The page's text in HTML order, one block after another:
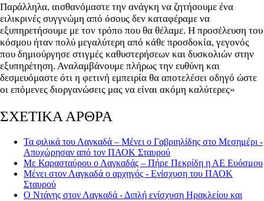
Παράλληλα, αισθανόμαστε την ανάγκη να ζητήσουμε ένα
ειλικρινές συγγνώμη από όσους δεν καταφέραμε να
εξυπηρετήσουμε με τον τρόπο που θα θέλαμε. Η προσέλευση του
κόσμου ήταν πολύ μεγαλύτερη από κάθε προσδοκία, γεγονός
που δημιούργησε στιγμές καθυστερήσεων και δυσκολιών στην
εξυπηρέτηση. Αναλαμβάνουμε πλήρως την ευθύνη και
δεσμευόμαστε ότι η φετινή εμπειρία θα αποτελέσει οδηγό ώστε
οι επόμενες διοργανώσεις μας να είναι ακόμη καλύτερες»
ΣΧΕΤΙΚΑ ΑΡΘΡΑ
Τα φιλικά του Λαγκαδά – Μένει ο Γαβριηλίδης στο Μεσημέρι -
Αποχώρησαν από τον ΠΑΟΚ Σταυρού
Με Καρασταύρου ο Λαγκαδάς – Πήρε Πεκρίδη η ΑΕ Ευόσμου
Μένει στον Λαγκαδά ο αρχηγός - Ενίσχυση του ΠΑΟΚ
Σταυρού
Ο Ντάνης στον Λαγκαδά - Διπλή ενίσχυση Ηρακλείου και